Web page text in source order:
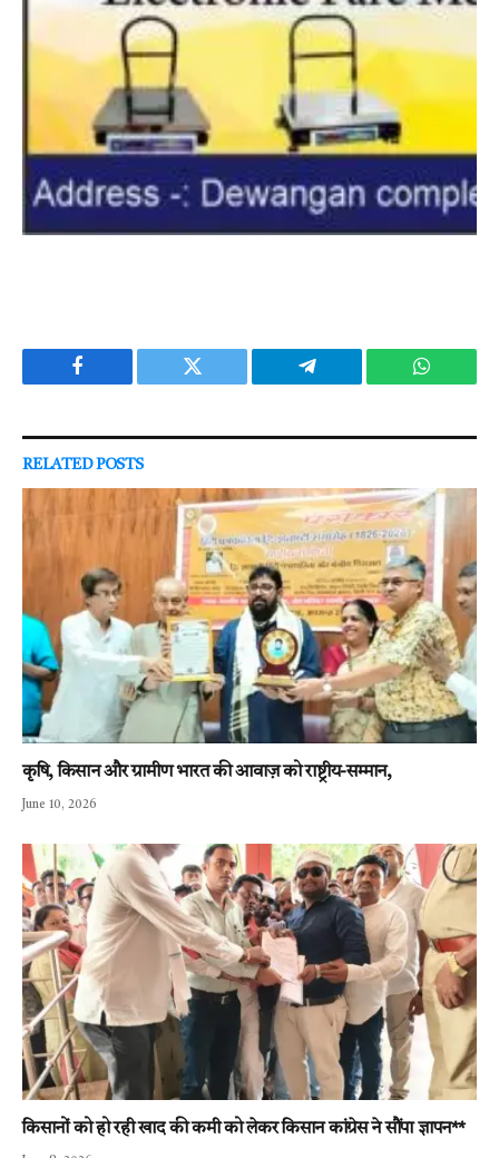
Facebook Twitter Telegram
RELATEDPOSTS
कृषि, किसान और ग्रामीण भारत की आवाज़ को राष्ट्रीय-सम्मान,
June 10, 2026
किसानों को हो रही खाद की कमी को लेकर किसान कांग्रेस ने सौंपा ज्ञापन**